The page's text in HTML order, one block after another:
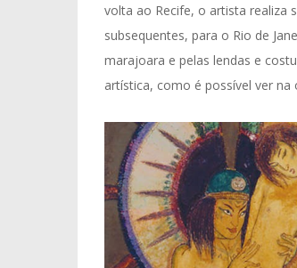
volta ao Recife, o artista realiza
subsequentes, para o Rio de
marajoara e pelas lendas e
artística, como é possível ver na